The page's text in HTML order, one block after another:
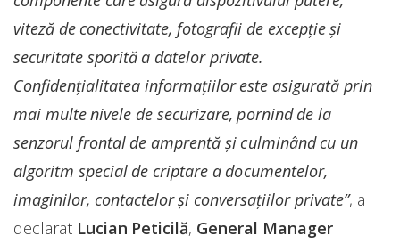
viteză de conectivitate, fotografii de excepție și
securitate sporită a datelor private.
Confidențialitatea informațiilor este asigurată prin
mai multe nivele de securizare, pornind de la
senzorul frontal de amprentă și culminând cu un
algoritm special de criptare a documentelor,
imaginilor, contactelor și conversațiilor private”, a
declarat Lucian Peticilă, General Manager